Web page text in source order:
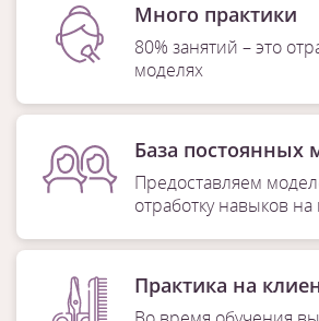
Много практики
80% занятий – это
моделях
База постоянных
Предоставляем
отработку навыков на
Практика на